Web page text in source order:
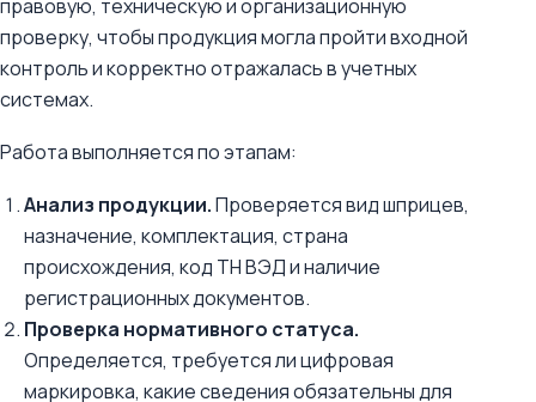
правовую, техническую и организационную
проверку, чтобы продукция могла пройти входной
контроль и корректно отражалась в учетных
системах.
Работа выполняется по этапам:
Анализ продукции.Проверяется вид шприцев,
назначение, комплектация, страна
происхождения, код ТН ВЭД и наличие
регистрационных документов.
Проверка нормативного статуса.
Определяется, требуется ли цифровая
маркировка, какие сведения обязательны для